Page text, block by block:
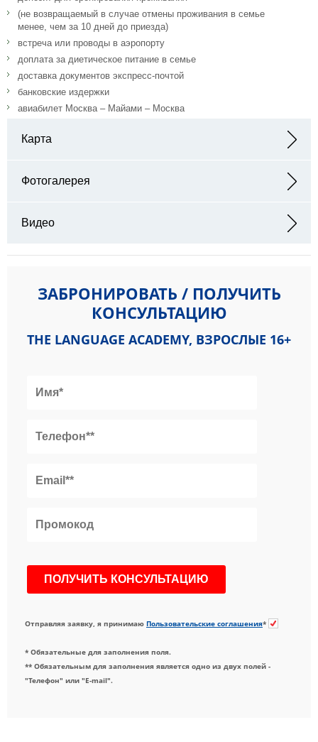
(не возвращаемый в случае отмены проживания в семье
менее, чем за 10 дней до приезда)
встреча или проводы в аэропорту
доплата за диетическое питание в семье
доставка документов экспресс-почтой
банковские издержки
авиабилет Москва – Майами – Москва
Карта
Фотогалерея
Видео
ЗАБРОНИРОВАТЬ / ПОЛУЧИТЬ
КОНСУЛЬТАЦИЮ
THE LANGUAGE ACADEMY, ВЗРОСЛЫЕ 16+
Отправляя заявку, я принимаю Пользовательские соглашения*
* Обязательные для заполнения поля.
** Обязательным для заполнения является одно из двух полей -
"Телефон" или "E-mail".